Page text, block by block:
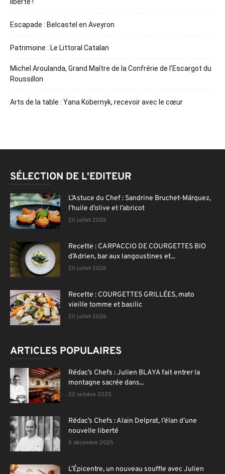
Escapade : Belcastel en Aveyron
Patrimoine : Le Littoral Catalan
Michel Aroulanda, Grand Maître de la Confrérie de l’Escargot du
Roussillon
Arts de la table : Yana Kobernyk, recevoir avec le cœur
SÉLECTION DE L'EDITEUR
L’Astuce du Chef : Sandrine Bruchet-Márquez,
l’huile d’olive et l’abricot
20 juillet 2026
Recette : CARPACCIO DE COURGETTES BIO
d’Adrien, bar aux langoustines et...
20 juillet 2026
Recette : COURGETTES GRILLÉES, mato
vieille tomme et basilic
20 juillet 2026
ARTICLES POPULAIRES
Rédac’s Chefs : Julien BLAYA fait entrer la
montagne sacrée dans...
22 octobre 2025
Rédac’s Chefs : Alain Delprat, l’élan d’une
nouvelle liberté
5 décembre 2025
L’Épicentre, un nouveau souffle avec Julien